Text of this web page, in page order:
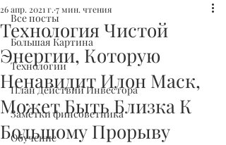
Все посты
Большая Картина
Технологии
План Действий Инвестора
Заметки финсоветника
Обучение
Технология Чистой
Энергии, Которую
Ненавидит Илон Маск,
Может Быть Близка К
Большому Прорыву
26 апр. 2021 г. 7 мин. чтения